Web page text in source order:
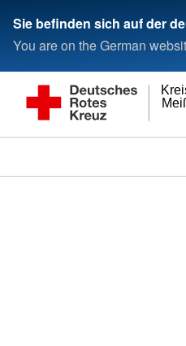
Sie befinden sich auf der
You are on the German